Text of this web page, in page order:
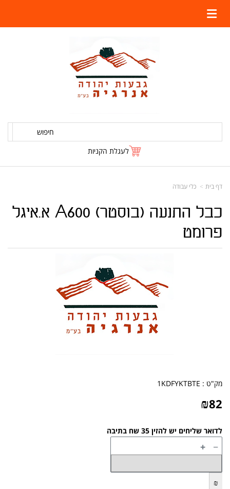
חיפוש
לעגלת הקניות
דף בית כלי עבודה
כבל התנעה (בוסטר) A600 א.איגל
פרומט
מק"ט : 1KDFYKTBTE
₪82
לדואר שליחים יש להזין 35 שח בתיבה
−
+
₪